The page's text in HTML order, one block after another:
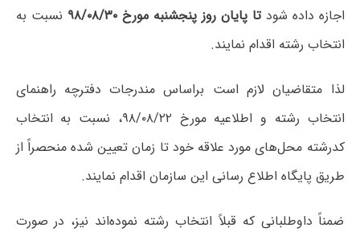
اجازه داده شودتا پایان روز پنجشنبه مورخ ۹۸/۰۸/۳۰
نسبت به
انتخاب رشته اقدام نمایند.
لذا متقاضیان لازم است براساس مندرجات دفترچه‌ راهنمای
انتخاب رشته و اطلاعیه مورخ ۹۸/۰۸/۲۲، نسبت به انتخاب
کدرشته محل‌های مورد علاقه خود تا زمان تعیین شده منحصراً از
طریق پایگاه اطلاع رسانی این سازمان اقدام نمایند.
ضمناً داوطلبانی که قبلاً انتخاب رشته نموده‌اند نیز، در صورت